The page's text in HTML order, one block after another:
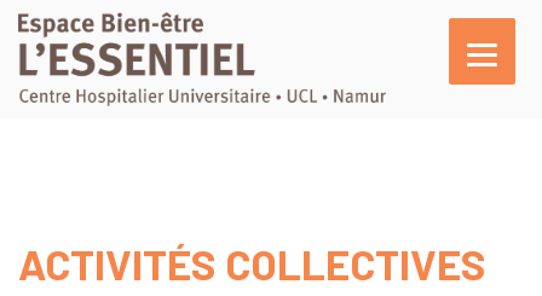
ACTIVITÉS COLLECTIVES
Activités